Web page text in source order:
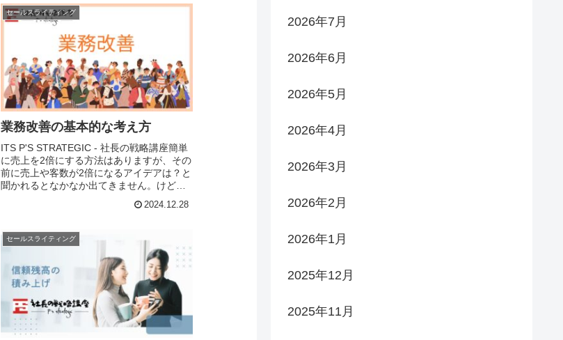
セールスライティング
業務改善の基本的な考え方
ITS P'S STRATEGIC - 社長の戦略講座簡単
に売上を2倍にする方法はありますが、その
前に売上や客数が2倍になるアイデアは？と
聞かれるとなかなか出てきません。けど…
2024.12.28
セールスライティング
2026年7月
2026年6月
2026年5月
2026年4月
2026年3月
2026年2月
2026年1月
2025年12月
2025年11月